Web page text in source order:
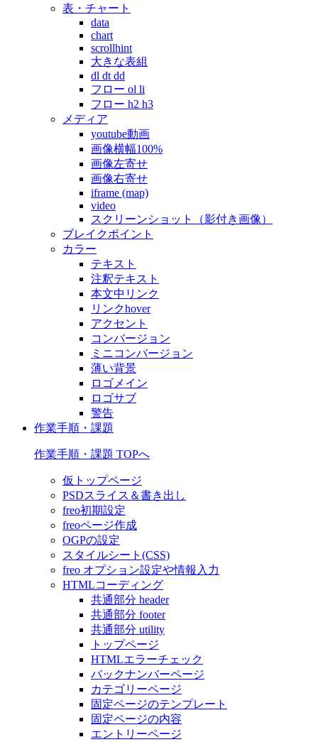
表・チャート
data
chart
scrollhint
大きな表組
dl dt dd
フロー ol li
フロー h2 h3
メディア
youtube動画
画像横幅100%
画像左寄せ
画像右寄せ
iframe (map)
video
スクリーンショット（影付き画像）
ブレイクポイント
カラー
テキスト
注釈テキスト
本文中リンク
リンクhover
アクセント
コンバージョン
ミニコンバージョン
薄い背景
ロゴメイン
ロゴサブ
警告
作業手順・課題
作業手順・課題 TOPへ
仮トップページ
PSDスライス＆書き出し
freo初期設定
freoページ作成
OGPの設定
スタイルシート(CSS)
freo オプション設定や情報入力
HTMLコーディング
共通部分 header
共通部分 footer
共通部分 utility
トップページ
HTMLエラーチェック
バックナンバーページ
カテゴリーページ
固定ページのテンプレート
固定ページの内容
エントリーページ